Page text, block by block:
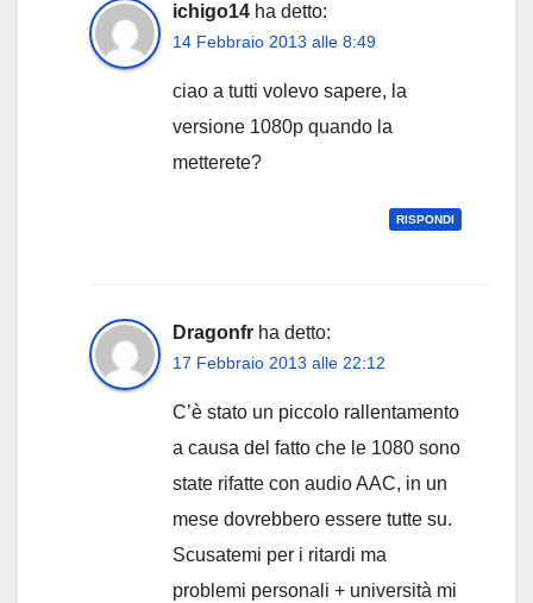
ichigo14 ha detto:
14 Febbraio 2013 alle 8:49
ciao a tutti volevo sapere, la
versione 1080p quando la
metterete?
RISPONDI
Dragonfr ha detto:
17 Febbraio 2013 alle 22:12
C’è stato un piccolo rallentamento
a causa del fatto che le 1080 sono
state rifatte con audio AAC, in un
mese dovrebbero essere tutte su.
Scusatemi per i ritardi ma
problemi personali + università mi